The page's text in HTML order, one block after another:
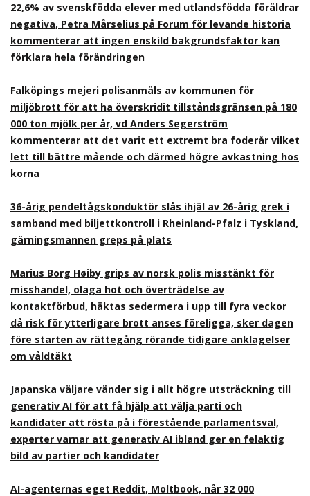
22,6% av svenskfödda elever med utlandsfödda föräldrar
negativa, Petra Mårselius på Forum för levande historia
kommenterar att ingen enskild bakgrundsfaktor kan
förklara hela förändringen
Falköpings mejeri polisanmäls av kommunen för
miljöbrott för att ha överskridit tillståndsgränsen på 180
000 ton mjölk per år, vd Anders Segerström
kommenterar att det varit ett extremt bra foderår vilket
lett till bättre mående och därmed högre avkastning hos
korna
36-årig pendeltågskonduktör slås ihjäl av 26-årig grek i
samband med biljettkontroll i Rheinland-Pfalz i Tyskland,
gärningsmannen greps på plats
Marius Borg Høiby grips av norsk polis misstänkt för
misshandel, olaga hot och överträdelse av
kontaktförbud, häktas sedermera i upp till fyra veckor
då risk för ytterligare brott anses föreligga, sker dagen
före starten av rättegång rörande tidigare anklagelser
om våldtäkt
Japanska väljare vänder sig i allt högre utsträckning till
generativ AI för att få hjälp att välja parti och
kandidater att rösta på i förestående parlamentsval,
experter varnar att generativ AI ibland ger en felaktig
bild av partier och kandidater
AI-agenternas eget Reddit, Moltbook, når 32 000